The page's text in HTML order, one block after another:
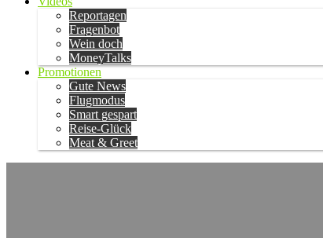
Reportagen
Fragenbot
Wein doch
MoneyTalks
Promotionen
Gute News
Flugmodus
Smart gespart
Reise-Glück
Meat & Greet